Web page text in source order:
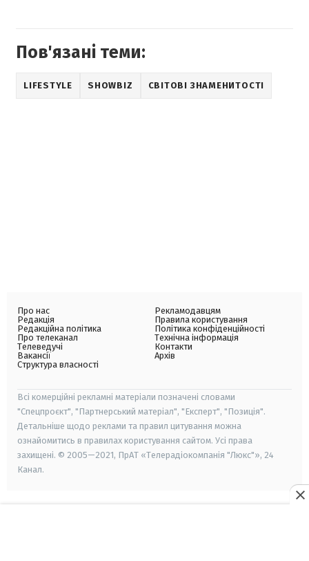
Пов'язані теми:
LIFESTYLE SHOWBIZ СВІТОВІ ЗНАМЕНИТОСТІ
Про нас
Редакція
Редакційна політика
Про телеканал
Телеведучі
Вакансії
Структура власності
Рекламодавцям
Правила користування
Політика конфіденційності
Технічна інформація
Контакти
Архів
Всі комерційні рекламні матеріали позначені словами
"Спецпроєкт", "Партнерський матеріал", "Експерт", "Позиція".
Детальніше щодо реклами та правил цитування можна
ознайомитись в правилах користування сайтом. Усі права
захищені. © 2005—2021, ПрАТ «Телерадіокомпанія "Люкс"», 24
Канал.